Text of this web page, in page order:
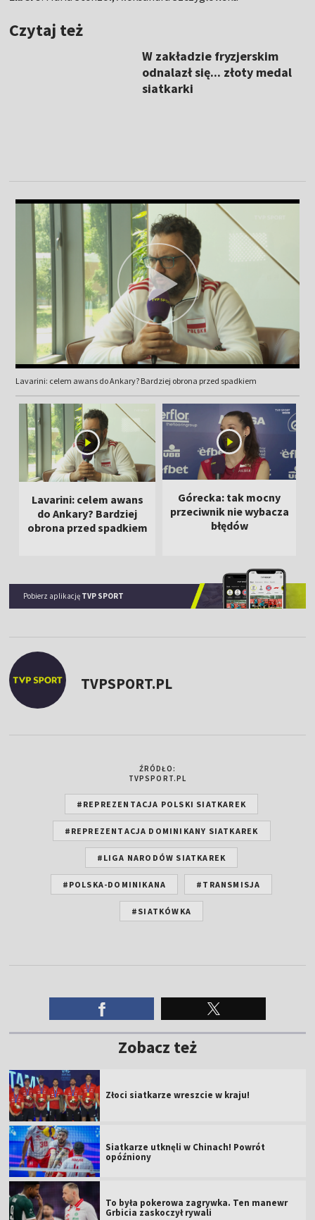
Czytaj też
W zakładzie fryzjerskim
odnalazł się... złoty medal
siatkarki
Lavarini: celem awans do Ankary? Bardziej obrona przed spadkiem
Lavarini: celem awans
do Ankary? Bardziej
obrona przed spadkiem
Górecka: tak mocny
przeciwnik nie wybacza
błędów
Pobierz aplikację TVP SPORT
TVPSPORT.PL
ŹRÓDŁO:
TVPSPORT.PL
#REPREZENTACJA POLSKI SIATKAREK
#REPREZENTACJA DOMINIKANY SIATKAREK
#LIGA NARODÓW SIATKAREK
#POLSKA-DOMINIKANA #TRANSMISJA
#SIATKÓWKA
Zobacz też
Złoci siatkarze wreszcie w kraju!
Siatkarze utknęli w Chinach! Powrót
opóźniony
To była pokerowa zagrywka. Ten manewr
Grbicia zaskoczył rywali